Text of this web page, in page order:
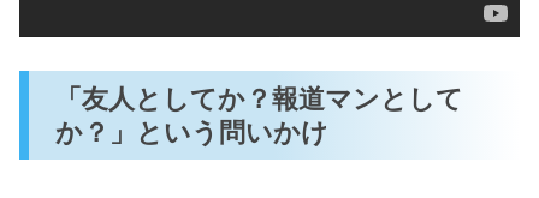
「友人としてか？報道マンとして
か？」という問いかけ